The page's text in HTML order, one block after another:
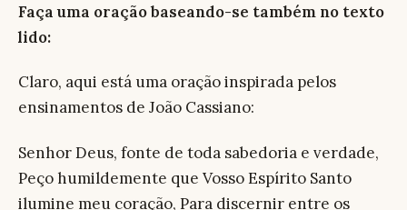
Faça uma oração baseando-se também no texto
lido:
Claro, aqui está uma oração inspirada pelos
ensinamentos de João Cassiano:
Senhor Deus, fonte de toda sabedoria e verdade,
Peço humildemente que Vosso Espírito Santo
ilumine meu coração, Para discernir entre os